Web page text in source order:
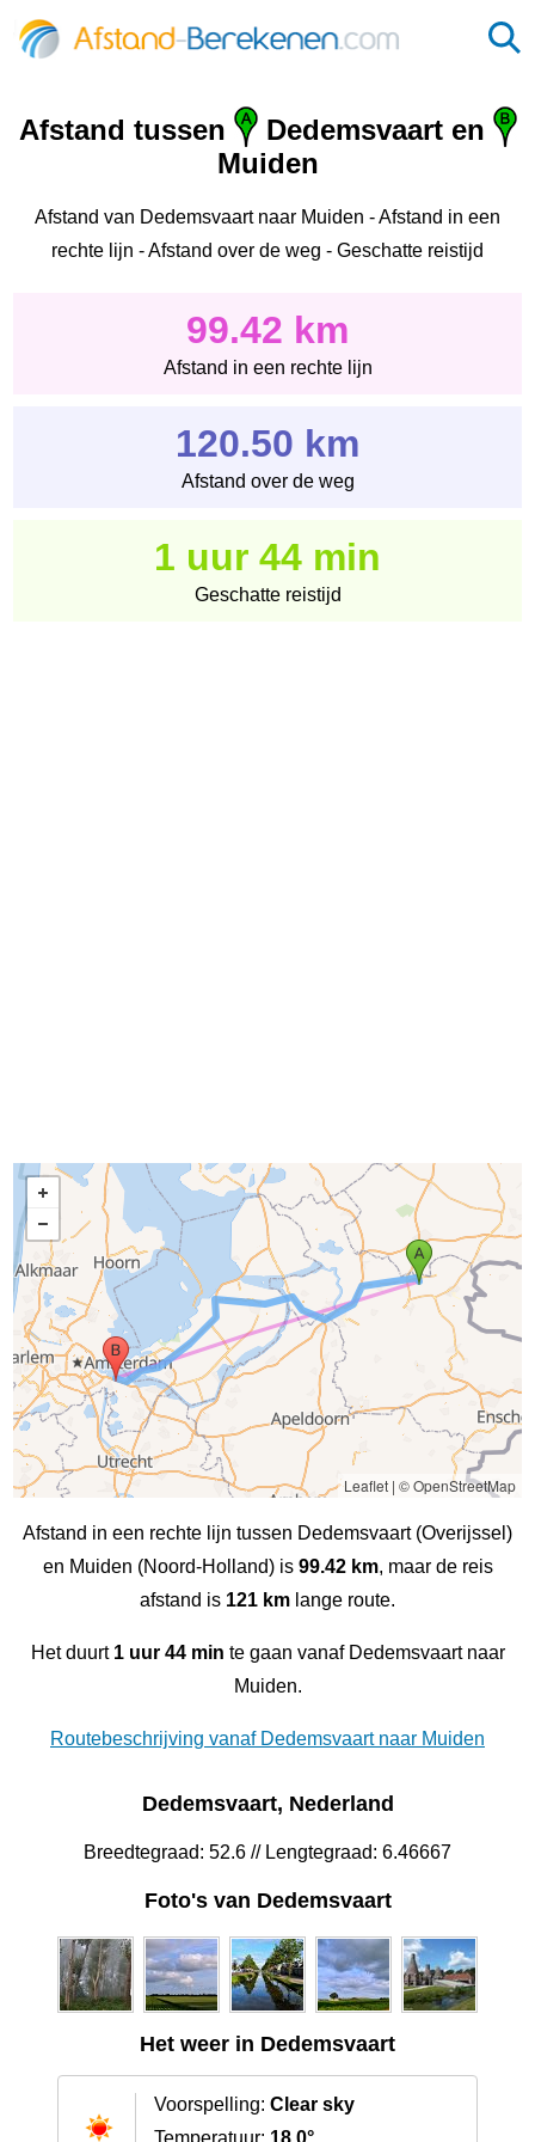
Afstand tussen
Dedemsvaart en
Muiden
Afstand van Dedemsvaart naar Muiden - Afstand in een
rechte lijn - Afstand over de weg - Geschatte reistijd
99.42 km
Afstand in een rechte lijn
120.50 km
Afstand over de weg
1 uur 44 min
Geschatte reistijd
Leaflet| © OpenStreetMap
Afstand in een rechte lijn tussen Dedemsvaart (Overijssel)
en Muiden (Noord-Holland) is 99.42 km, maar de reis
afstand is 121 km lange route.
Het duurt 1 uur 44 min te gaan vanaf Dedemsvaart naar
Muiden.
Routebeschrijving vanaf Dedemsvaart naar Muiden
Dedemsvaart, Nederland
Breedtegraad: 52.6 // Lengtegraad: 6.46667
Foto's van Dedemsvaart
Het weer in Dedemsvaart
Voorspelling: Clear sky